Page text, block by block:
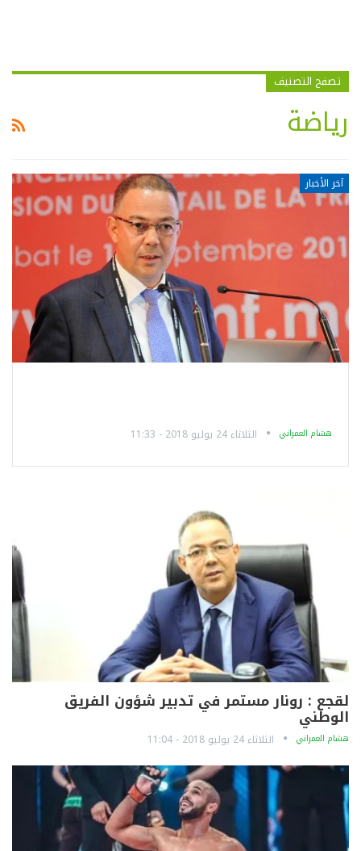
تصفح التصنيف
رياضة
آخر الأخبار
هشام العمراني الثلاثاء 24 يوليو 2018 - 11:33
لقجع : رونار مستمر في تدبير شؤون الفريق
الوطني
هشام العمراني الثلاثاء 24 يوليو 2018 - 11:04